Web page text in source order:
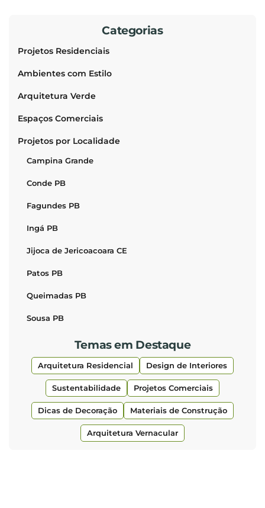
Categorias
Projetos Residenciais
Ambientes com Estilo
Arquitetura Verde
Espaços Comerciais
Projetos por Localidade
Campina Grande
Conde PB
Fagundes PB
Ingá PB
Jijoca de Jericoacoara CE
Patos PB
Queimadas PB
Sousa PB
Temas em Destaque
Arquitetura Residencial Design de Interiores
Sustentabilidade Projetos Comerciais
Dicas de Decoração Materiais de Construção
Arquitetura Vernacular